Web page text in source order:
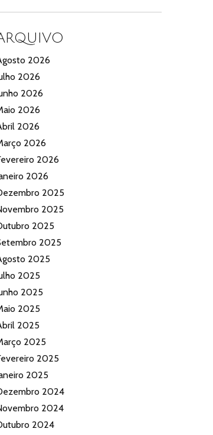
2026
2026
2026
2026
2026
2026
2026
2026
2025
2025
2025
2025
2025
2025
2025
2025
2025
2025
2025
2025
2024
2024
2024